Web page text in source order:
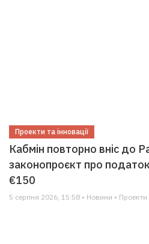
Проекти та інновації
Кабмін повторно вніс до
законопроєкт про
€150
5 серпня 2026, 15:58 • Новини • Проекти